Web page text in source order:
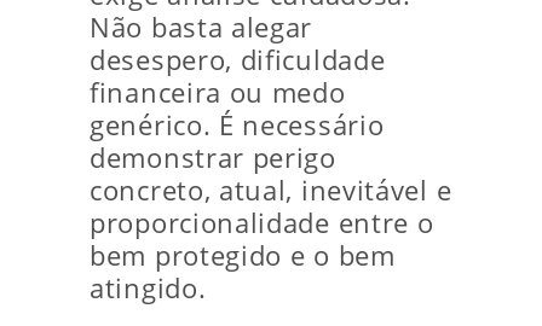
Não basta alegar
desespero, dificuldade
financeira ou medo
genérico. É necessário
demonstrar perigo
concreto, atual, inevitável e
proporcionalidade entre o
bem protegido e o bem
atingido.